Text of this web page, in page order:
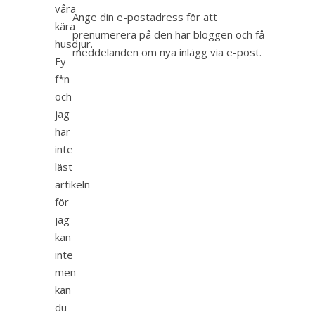
våra
kära
husdjur.
Fy
f*n
och
jag
har
inte
läst
artikeln
för
jag
kan
inte
men
kan
du
Ange din e-postadress för att
prenumerera på den här bloggen och få
meddelanden om nya inlägg via e-post.